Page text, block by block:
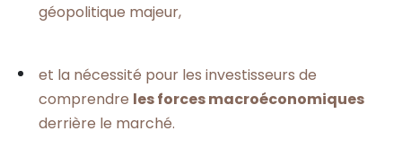
géopolitique majeur,
et la nécessité pour les investisseurs de
comprendre les forces macroéconomiques
derrière le marché.